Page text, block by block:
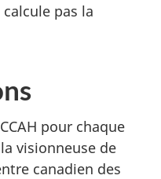
pas la
pour chaque
visionneuse de
canadien des